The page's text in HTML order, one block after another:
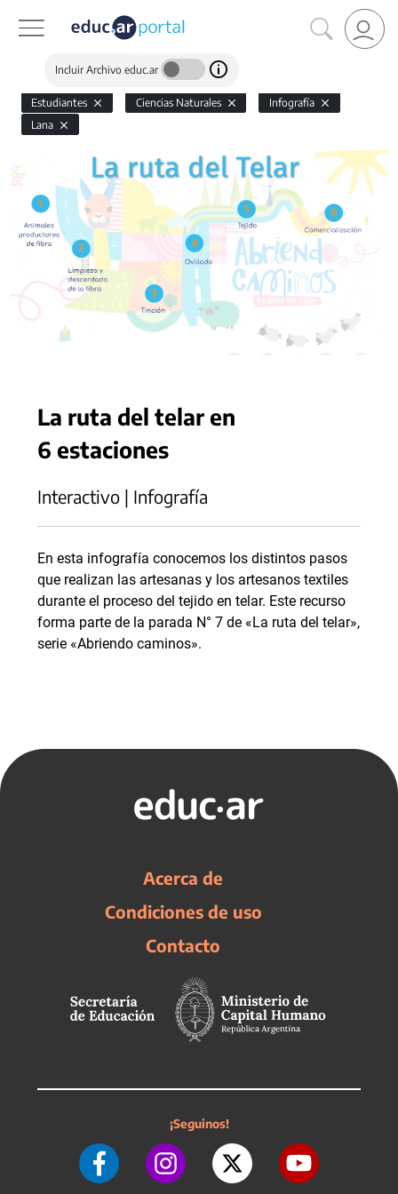
Incluir Archivo educ.ar
Estudiantes Ciencias Naturales
Infografía
Lana
La ruta del telar en
6 estaciones
Interactivo | Infografía
En esta infografía conocemos los distintos pasos
que realizan las artesanas y los artesanos textiles
durante el proceso del tejido en telar. Este recurso
forma parte de la parada N° 7 de «La ruta del telar»,
serie «Abriendo caminos».
Acerca de
Condiciones de uso
Contacto
¡Seguinos!